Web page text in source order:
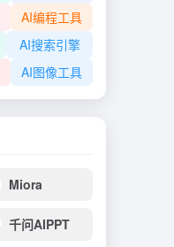
AI编程工具
AI搜索引擎
AI图像工具
Miora
千问AIPPT